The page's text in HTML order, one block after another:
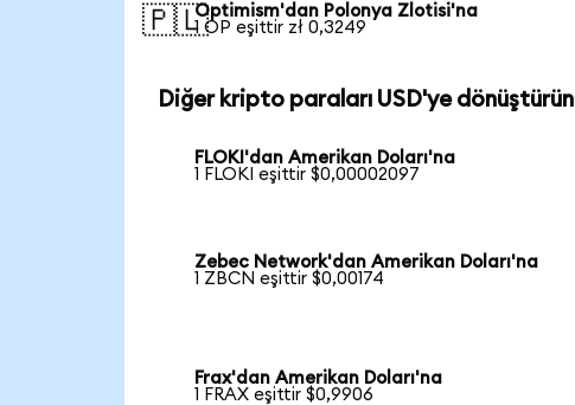
🇵🇱Optimism'dan Polonya Zlotisi'na
1 OP eşittir zł 0,3249
Diğer kripto paraları USD'ye dönüştürün
FLOKI'dan Amerikan Doları'na
1 FLOKI eşittir $0,00002097
Zebec Network'dan Amerikan Doları'na
1 ZBCN eşittir $0,00174
Frax'dan Amerikan Doları'na
1 FRAX eşittir $0,9906